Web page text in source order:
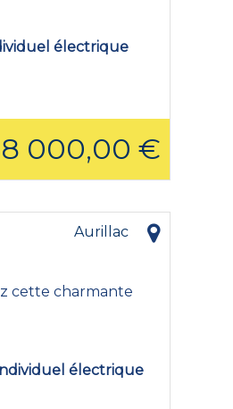
électrique
000,00 €
Aurillac
cette charmante
électrique